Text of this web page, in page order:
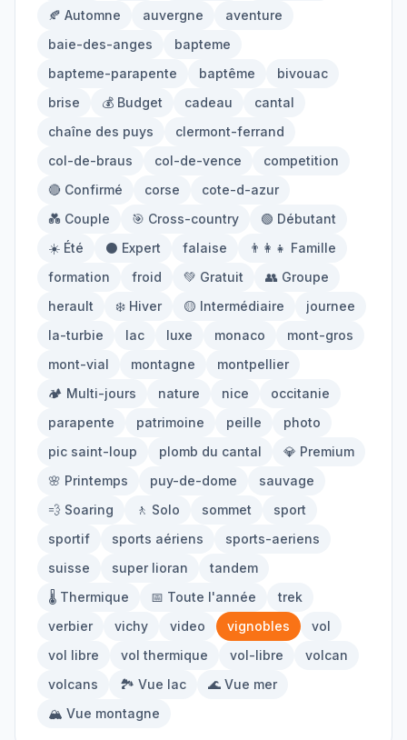
Alpinisme
Mont-Blanc Via Ferrata
Initiation
Parapente Randonnée
Alpinisme
Outils
Carte des Spots Comparateur Prix
Quiz Parapente
À propos
Contact
🍂 Automne
auvergne
aventure
baie-des-anges
bapteme
bapteme-parapente
baptême
bivouac
brise
💰 Budget cadeau
cantal
chaîne des puys
clermont-ferrand
col-de-braus
col-de-vence
competition
🔴 Confirmé
corse
cote-d-azur
💑 Couple
🎯 Cross-country
🟢 Débutant
☀️ Été
⚫ Expert falaise
👨‍👩‍👧 Famille
formation
froid 💚 Gratuit
👥 Groupe
herault
❄️ Hiver 🟡 Intermédiaire
journee
la-turbie
lac luxe monaco
mont-gros
mont-vial
montagne
montpellier
🏕️ Multi-jours
nature nice
occitanie
parapente
patrimoine peille
photo
pic saint-loup
plomb du cantal
💎 Premium
🌸 Printemps
puy-de-dome
sauvage
💨 Soaring
🚶 Solo sommet
sport
sportif
sports aériens
sports-aeriens
suisse
super lioran
tandem
🌡️ Thermique
📅 Toute l'année
trek
verbier
vichy video vignobles
vol
vol libre
vol thermique vol-libre
volcan
volcans
🏞️ Vue lac
🌊 Vue mer
🏔️ Vue montagne